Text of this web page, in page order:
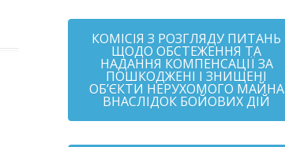
КОМІСІЯ З РОЗГЛЯДУ ПИТАНЬ
ЩОДО ОБСТЕЖЕННЯ ТА
НАДАННЯ КОМПЕНСАЦІЇ ЗА
ПОШКОДЖЕНІ І ЗНИЩЕНІ
ОБ’ЄКТИ НЕРУХОМОГО МАЙНА
ВНАСЛІДОК БОЙОВИХ ДІЙ